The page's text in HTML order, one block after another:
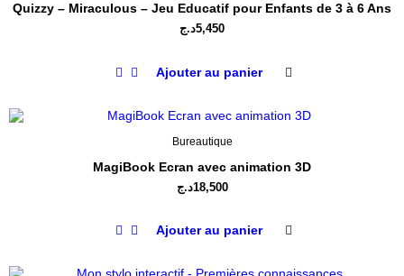
Quizzy – Miraculous – Jeu Educatif pour Enfants de 3 à 6 Ans
5,450د.ج
Ajouter au panier
Bureautique
MagiBook Ecran avec animation 3D
18,500د.ج
Ajouter au panier